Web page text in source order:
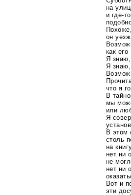
на
и где-то
он
как его
Я
Я знаю,
что я
В
мы
или
Я
В этом
столь
на
нет ни
не
нет ни
Вот и
эти